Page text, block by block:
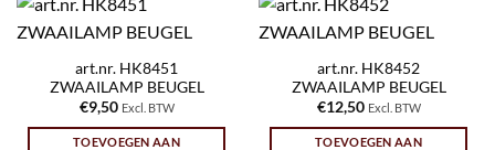
art.nr. HK8451
ZWAAILAMP BEUGEL
€9,50 Excl. BTW
TOEVOEGEN AAN
art.nr. HK8452
ZWAAILAMP BEUGEL
€12,50 Excl. BTW
TOEVOEGEN AAN